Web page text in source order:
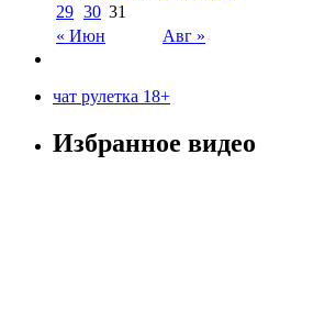
« Июн Авг »
29 30 31
чат рулетка 18+
Избранное видео